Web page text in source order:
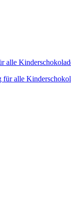
alle
für alle